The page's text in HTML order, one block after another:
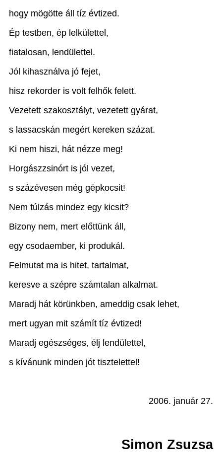
hogy mögötte áll tíz évtized.
Ép testben, ép lelkülettel,
fiatalosan, lendülettel.
Jól kihasználva jó fejet,
hisz rekorder is volt felhők felett.
Vezetett szakosztályt, vezetett gyárat,
s lassacskán megért kereken százat.
Ki nem hiszi, hát nézze meg!
Horgászzsinórt is jól vezet,
s százévesen még gépkocsit!
Nem túlzás mindez egy kicsit?
Bizony nem, mert előttünk áll,
egy csodaember, ki produkál.
Felmutat ma is hitet, tartalmat,
keresve a szépre számtalan alkalmat.
Maradj hát körünkben, ameddig csak lehet,
mert ugyan mit számít tíz évtized!
Maradj egészséges, élj lendülettel,
s kívánunk minden jót tisztelettel!
2006. január 27.
Simon Zsuzsa